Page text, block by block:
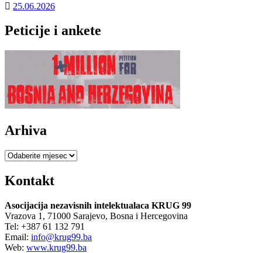
25.06.2026
Peticije i ankete
Arhiva
Arhiva
Kontakt
Asocijacija nezavisnih intelektualaca KRUG 99
Vrazova 1, 71000 Sarajevo, Bosna i Hercegovina
Tel: +387 61 132 791
Email: info@krug99.ba
Web: www.krug99.ba